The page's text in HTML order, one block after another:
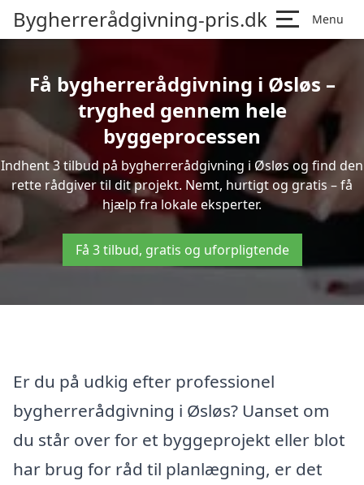
Bygherrerådgivning-pris.dk Menu
Få bygherrerådgivning i Øsløs –
tryghed gennem hele
byggeprocessen
Indhent 3 tilbud på bygherrerådgivning i Øsløs og find den
rette rådgiver til dit projekt. Nemt, hurtigt og gratis – få
hjælp fra lokale eksperter.
Få 3 tilbud, gratis og uforpligtende
Er du på udkig efter professionel
bygherrerådgivning i Øsløs? Uanset om
du står over for et byggeprojekt eller blot
har brug for råd til planlægning, er det